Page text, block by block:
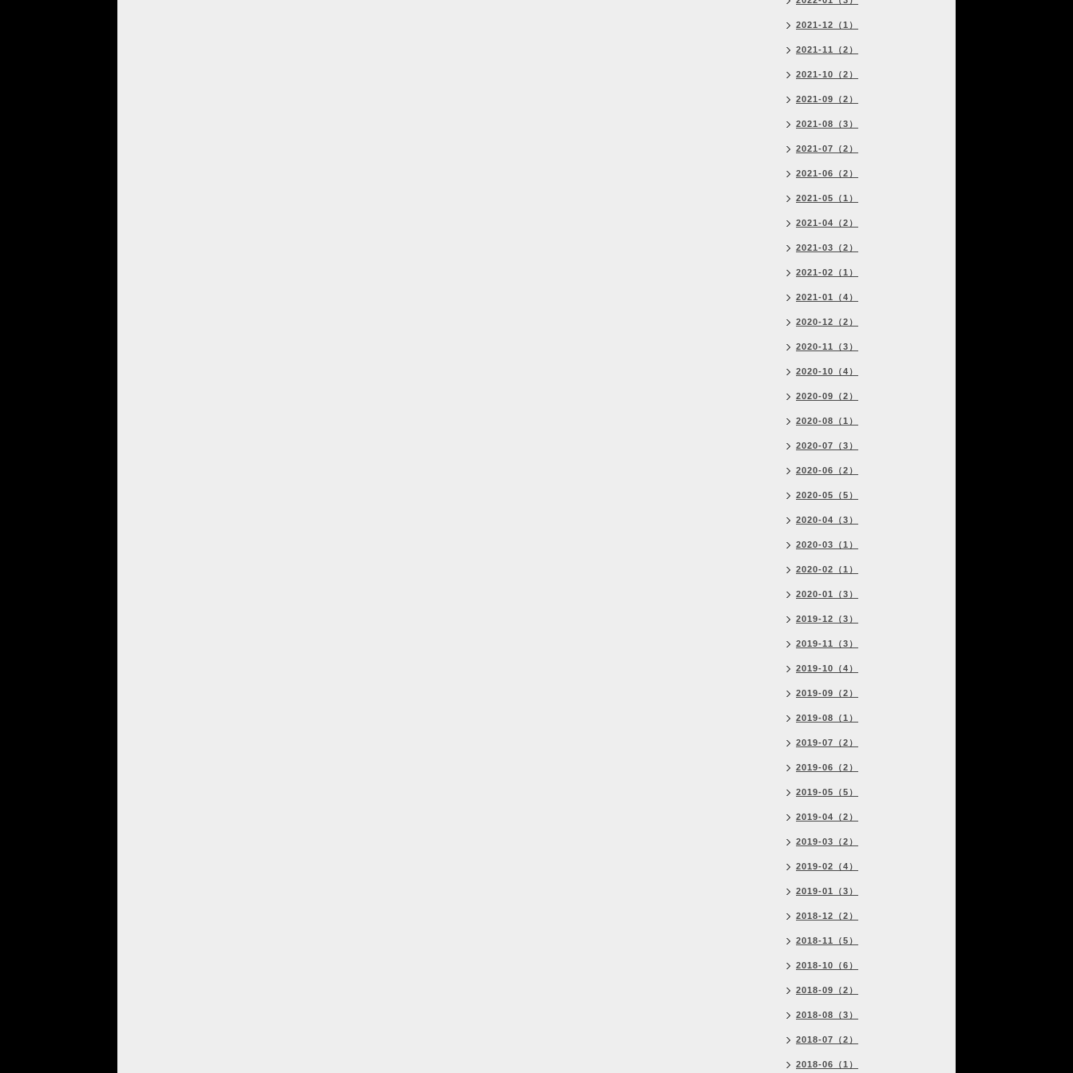
2021-12（1）
2021-11（2）
2021-10（2）
2021-09（2）
2021-08（3）
2021-07（2）
2021-06（2）
2021-05（1）
2021-04（2）
2021-03（2）
2021-02（1）
2021-01（4）
2020-12（2）
2020-11（3）
2020-10（4）
2020-09（2）
2020-08（1）
2020-07（3）
2020-06（2）
2020-05（5）
2020-04（3）
2020-03（1）
2020-02（1）
2020-01（3）
2019-12（3）
2019-11（3）
2019-10（4）
2019-09（2）
2019-08（1）
2019-07（2）
2019-06（2）
2019-05（5）
2019-04（2）
2019-03（2）
2019-02（4）
2019-01（3）
2018-12（2）
2018-11（5）
2018-10（6）
2018-09（2）
2018-08（3）
2018-07（2）
2018-06（1）